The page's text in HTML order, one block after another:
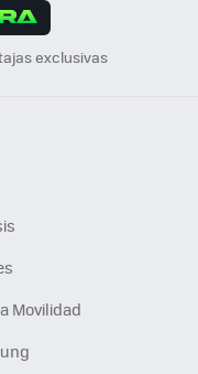
exclusivas
Movilidad